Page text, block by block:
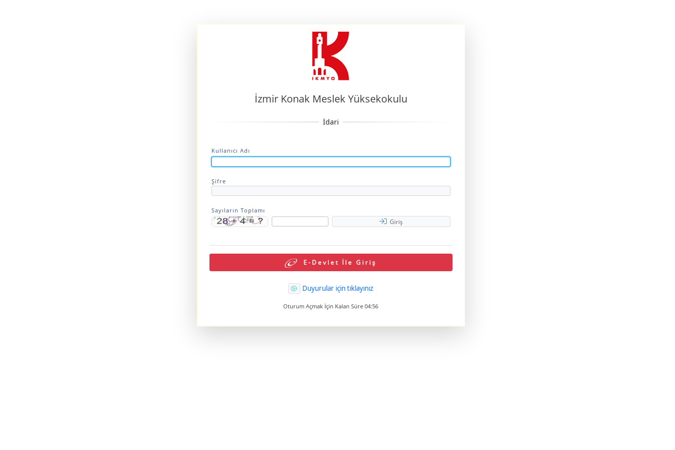
İzmir Konak Meslek Yüksekokulu
Kullanıcı Adı
Şifre
Sayıların Toplamı
Giriş
E-Devlet İle Giriş
Duyurular için tıklayınız
Oturum Açmak İçin Kalan Süre04:56